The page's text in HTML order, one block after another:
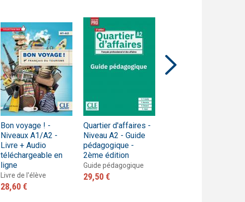
Bon voyage ! -
Niveaux A1/A2 -
Livre + Audio
téléchargeable en
ligne
Livre de l'élève
28,60 €
Quartier d'affaires -
Niveau A2 - Guide
pédagogique -
2ème édition
Guide pédagogique
29,50 €